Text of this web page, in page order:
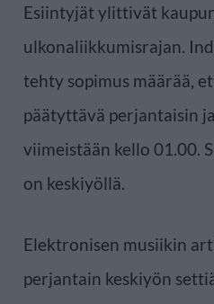
Esiintyjät ylittivät
ulkonaliikkumisrajan.
tehty sopimus määrää,
päätyttävä perjantaisin
viimeistään kello 01.00.
on keskiyöllä.
Elektronisen musiikin
perjantain keskiyön